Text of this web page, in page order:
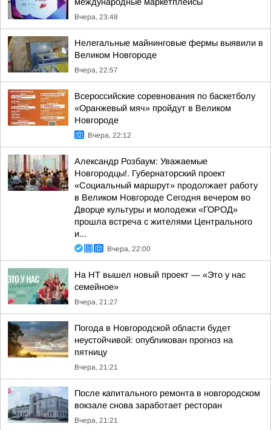
Вчера, 23:48
Нелегальные майнинговые фермы выявили в
Великом Новгороде
Вчера, 22:57
Всероссийские соревнования по баскетболу
«Оранжевый мяч» пройдут в Великом
Новгороде
Вчера, 22:12
Александр Розбаум: Уважаемые
Новгородцы!. Губернаторский проект
«Социальный маршрут» продолжает работу
в Великом Новгороде Сегодня вечером во
Дворце культуры и молодежи «ГОРОД»
прошла встреча с жителями Центрального
и...
Вчера, 22:00
На НТ вышел новый проект — «Это у нас
семейное»
Вчера, 21:27
Погода в Новгородской области будет
неустойчивой: опубликован прогноз на
пятницу
Вчера, 21:21
После капитального ремонта в новгородском
вокзале снова заработает ресторан
Вчера, 21:21